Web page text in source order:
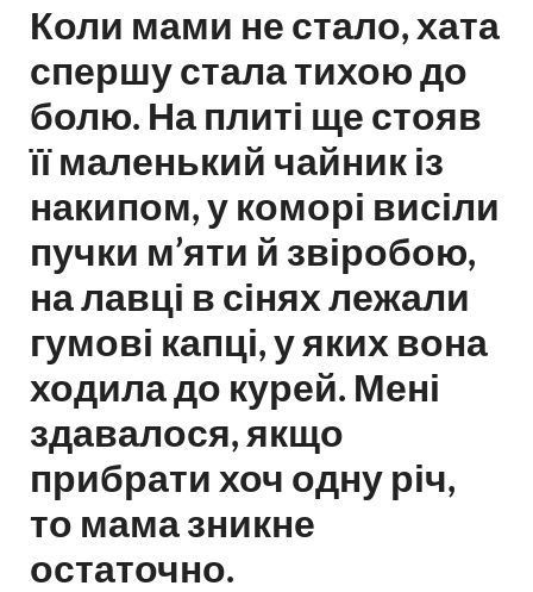
Коли мами не стало, хата
спершу стала тихою до
болю. На плиті ще стояв
її маленький чайник із
накипом, у коморі висіли
пучки м’яти й звіробою,
на лавці в сінях лежали
гумові капці, у яких вона
ходила до курей. Мені
здавалося, якщо
прибрати хоч одну річ,
то мама зникне
остаточно.